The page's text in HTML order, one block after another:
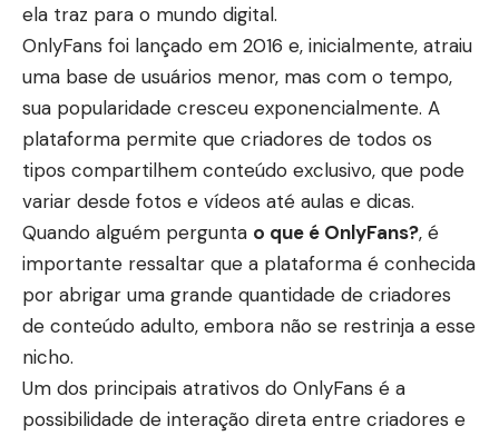
ela traz para o mundo digital.
OnlyFans foi lançado em 2016 e, inicialmente, atraiu
uma base de usuários menor, mas com o tempo,
sua popularidade cresceu exponencialmente. A
plataforma permite que criadores de todos os
tipos compartilhem conteúdo exclusivo, que pode
variar desde fotos e vídeos até aulas e dicas.
Quando alguém pergunta o que é OnlyFans?, é
importante ressaltar que a plataforma é conhecida
por abrigar uma grande quantidade de criadores
de conteúdo adulto, embora não se restrinja a esse
nicho.
Um dos principais atrativos do OnlyFans é a
possibilidade de interação direta entre criadores e